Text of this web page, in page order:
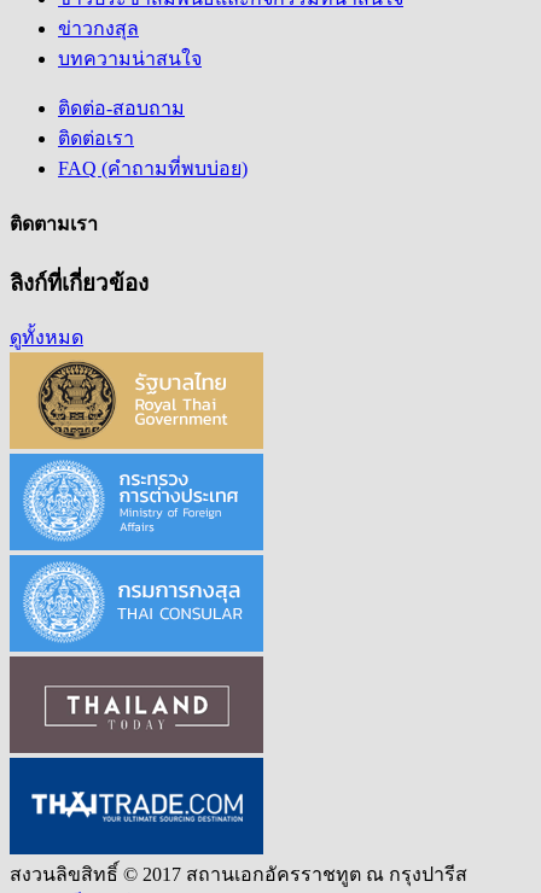
ข่าวกงสุล
บทความน่าสนใจ
ติดต่อ-สอบถาม
ติดต่อเรา
FAQ (คำถามที่พบบ่อย)
ติดตามเรา
ลิงก์ที่เกี่ยวข้อง
ดูทั้งหมด
สงวนลิขสิทธิ์ © 2017 สถานเอกอัครราชทูต ณ กรุงปารีส